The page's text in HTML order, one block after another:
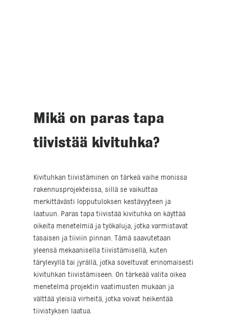
Mikä on paras tapa
tiivistää kivituhka?
Kivituhkan tiivistäminen on tärkeä vaihe monissa
rakennusprojekteissa, sillä se vaikuttaa
merkittävästi lopputuloksen kestävyyteen ja
laatuun. Paras tapa tiivistää kivituhka on käyttää
oikeita menetelmiä ja työkaluja, jotka varmistavat
tasaisen ja tiiviin pinnan. Tämä saavutetaan
yleensä mekaanisella tiivistämisellä, kuten
tärylevyllä tai jyrällä, jotka soveltuvat erinomaisesti
kivituhkan tiivistämiseen. On tärkeää valita oikea
menetelmä projektin vaatimusten mukaan ja
välttää yleisiä virheitä, jotka voivat heikentää
tiivistyksen laatua.